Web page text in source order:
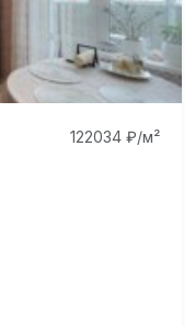
122034 ₽/м²